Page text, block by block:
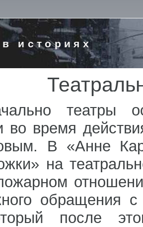
историях
театры
во время
В «Анне
на
обращения
после